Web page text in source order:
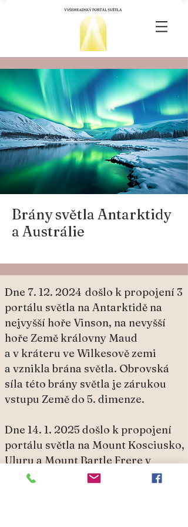
Brány světla Antarktidy
a Austrálie
Dne 7. 12. 2024 došlo k propojení 3
portálu světla na Antarktidě na
nejvyšší hoře Vinson, na nevyšší
hoře Země královny Maud
a v kráteru ve Wilkesově zemi
a vznikla brána světla. Obrovská
síla této brány světla je zárukou
vstupu Země do 5. dimenze.
Dne 14. 1. 2025 došlo k propojení
portálu světla na Mount Kosciusko,
Uluru a Mount Bartle Frere v
Australii , vznikla velmi důležitá